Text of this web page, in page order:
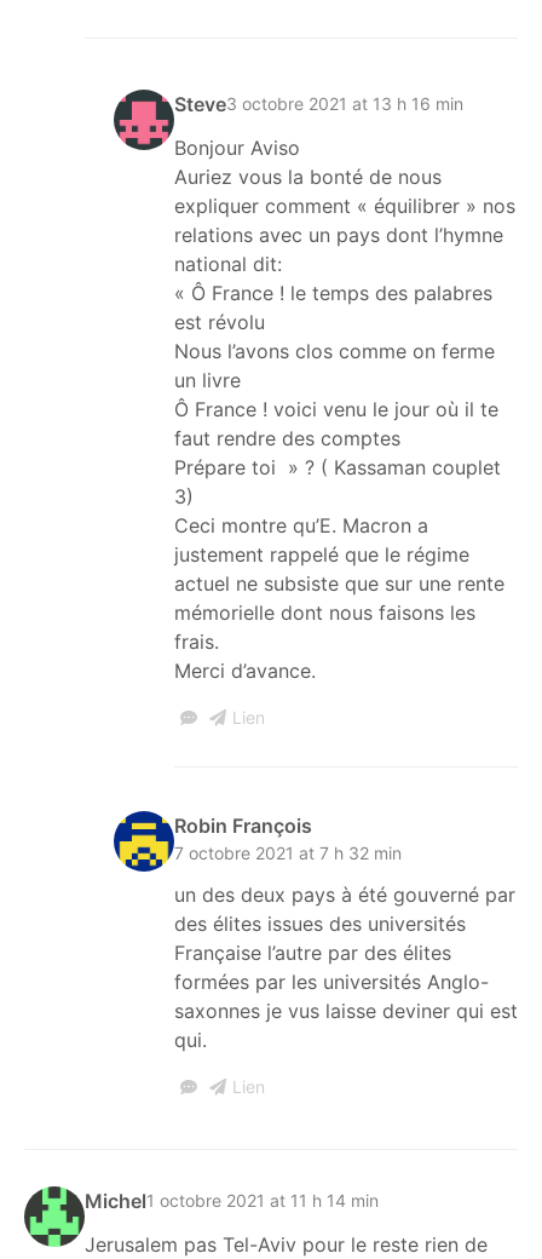
Steve3 octobre 2021 at 13 h 16 min
Bonjour Aviso
Auriez vous la bonté de nous
expliquer comment « équilibrer » nos
relations avec un pays dont l’hymne
national dit:
« Ô France ! le temps des palabres
est révolu
Nous l’avons clos comme on ferme
un livre
Ô France ! voici venu le jour où il te
faut rendre des comptes
Prépare toi » ? ( Kassaman couplet
3)
Ceci montre qu’E. Macron a
justement rappelé que le régime
actuel ne subsiste que sur une rente
mémorielle dont nous faisons les
frais.
Merci d’avance.
Lien
Robin François
7 octobre 2021 at 7 h 32 min
un des deux pays à été gouverné par
des élites issues des universités
Française l’autre par des élites
formées par les universités Anglo-
saxonnes je vus laisse deviner qui est
qui.
Lien
Michel1 octobre 2021 at 11 h 14 min
Jerusalem pas Tel-Aviv pour le reste rien de